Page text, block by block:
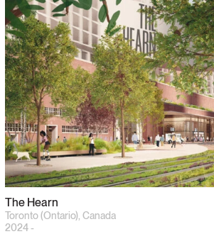
The Hearn
Toronto (Ontario), Canada
2024 -